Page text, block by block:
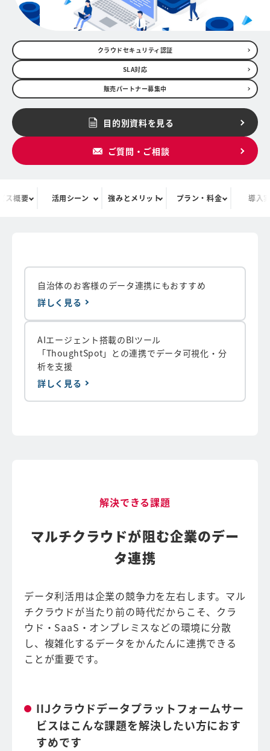
クラウドセキュリティ認証
SLA対応
販売パートナー募集中
目的別資料を見る
ご質問・ご相談
ス概要 活用シーン 強みとメリット プラン・料金 導入
自治体のお客様のデータ連携にもおすすめ
詳しく見る
AIエージェント搭載のBIツール
「ThoughtSpot」との連携でデータ可視化・分
析を支援
詳しく見る
解決できる課題
マルチクラウドが阻む企業のデー
タ連携
データ利活用は企業の競争力を左右します。マル
チクラウドが当たり前の時代だからこそ、クラ
ウド・SaaS・オンプレミスなどの環境に分散
し、複雑化するデータをかんたんに連携できる
ことが重要です。
IIJクラウドデータプラットフォームサー
ビスはこんな課題を解決したい方におす
すめです